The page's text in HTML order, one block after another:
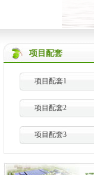
项目配套
项目配套1
项目配套2
项目配套3